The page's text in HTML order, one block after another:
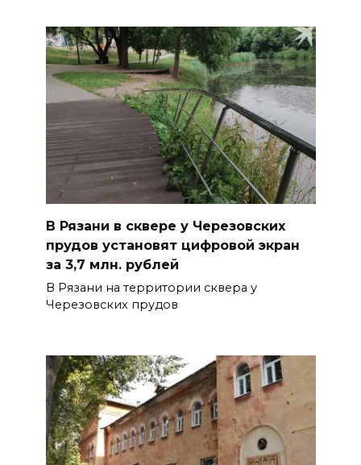
В Рязани в сквере у Черезовских
прудов установят цифровой экран
за 3,7 млн. рублей
В Рязани на территории сквера у
Черезовских прудов